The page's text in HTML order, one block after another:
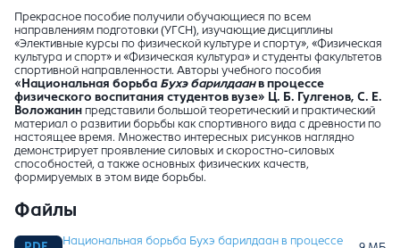
Прекрасное пособие получили обучающиеся по всем
направлениям подготовки (УГСН), изучающие дисциплины
«Элективные курсы по физической культуре и спорту», «Физическая
культура и спорт» и «Физическая культура» и студенты факультетов
спортивной направленности. Авторы учебного пособия
«Национальная борьба Бухэ барилдаанв процессе
физического воспитания студентов вузе» Ц. Б. Гулгенов, С. Е.
Воложанин представили большой теоретический и практический
материал о развитии борьбы как спортивного вида с древности по
настоящее время. Множество интересных рисунков наглядно
демонстрирует проявление силовых и скоростно-силовых
способностей, а также основных физических качеств,
формируемых в этом виде борьбы.
Файлы
Национальная борьба Бухэ барилдаан в процессе